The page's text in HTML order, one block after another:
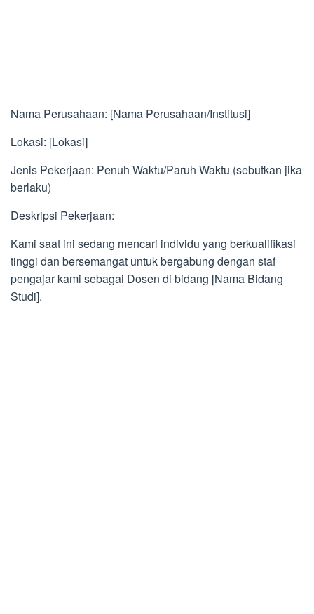
Nama Perusahaan: [Nama Perusahaan/Institusi]
Lokasi: [Lokasi]
Jenis Pekerjaan: Penuh Waktu/Paruh Waktu (sebutkan jika
berlaku)
Deskripsi Pekerjaan:
Kami saat ini sedang mencari individu yang berkualifikasi
tinggi dan bersemangat untuk bergabung dengan staf
pengajar kami sebagai Dosen di bidang [Nama Bidang
Studi].